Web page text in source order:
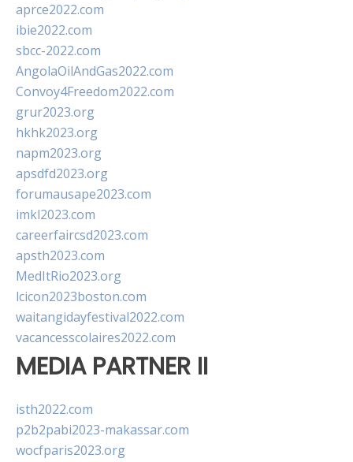
aprce2022.com
ibie2022.com
sbcc-2022.com
AngolaOilAndGas2022.com
Convoy4Freedom2022.com
grur2023.org
hkhk2023.org
napm2023.org
apsdfd2023.org
forumausape2023.com
imkl2023.com
careerfaircsd2023.com
apsth2023.com
MedItRio2023.org
lcicon2023boston.com
waitangidayfestival2022.com
vacancesscolaires2022.com
MEDIA PARTNER II
isth2022.com
p2b2pabi2023-makassar.com
wocfparis2023.org